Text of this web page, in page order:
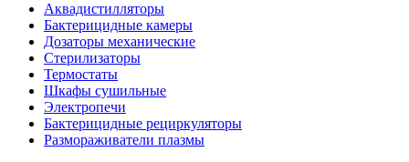
Аквадистилляторы
Бактерицидные камеры
Дозаторы механические
Стерилизаторы
Термостаты
Шкафы сушильные
Электропечи
Бактерицидные рециркуляторы
Размораживатели плазмы